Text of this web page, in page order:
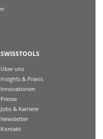
SWISSTOOLS
Über uns
Insights & Praxis
Innovationen
Presse
Jobs & Karriere
Newsletter
Kontakt